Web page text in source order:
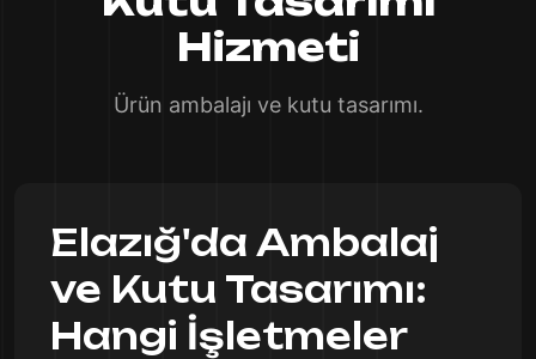
Hizmeti
Ürün ambalajı ve kutu tasarımı.
Elazığ'da Ambalaj
ve Kutu Tasarımı:
Hangi İşletmeler